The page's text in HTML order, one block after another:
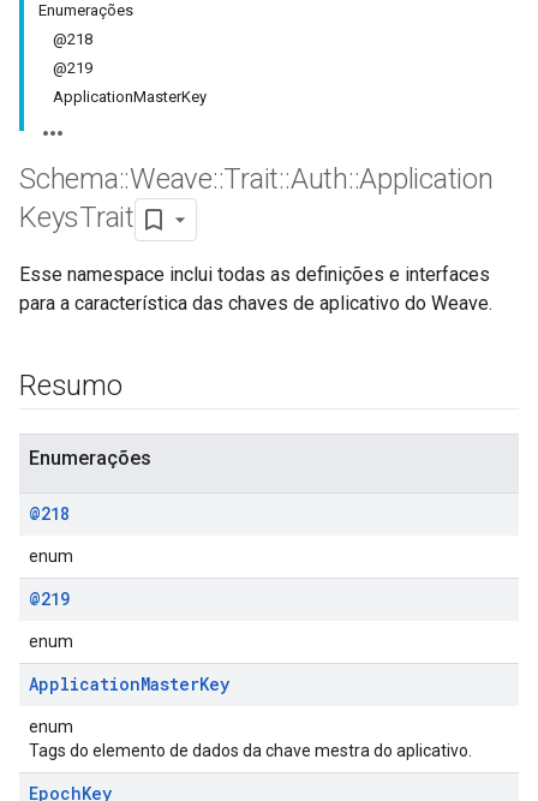
Enumerações
@218
@219
ApplicationMasterKey
Schema::Weave::Trait::Auth::Application
KeysTrait
Esse namespace inclui todas as definições e interfaces
para a característica das chaves de aplicativo do Weave.
Resumo
Enumerações
@218
enum
@219
enum
ApplicationMasterKey
enum
Tags do elemento de dados da chave mestra do aplicativo.
EpochKey